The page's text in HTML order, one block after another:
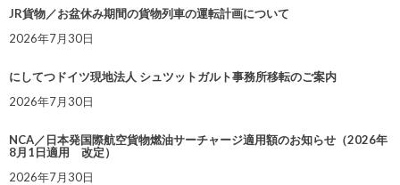
JR貨物／お盆休み期間の貨物列車の運転計画について
2026年7月30日
にしてつドイツ現地法人 シュツットガルト事務所移転のご案内
2026年7月30日
NCA／日本発国際航空貨物燃油サーチャージ適用額のお知らせ（2026年
8月1日適用 改定）
2026年7月30日